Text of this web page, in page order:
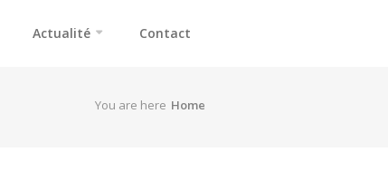
Actualité Contact
You are here Home